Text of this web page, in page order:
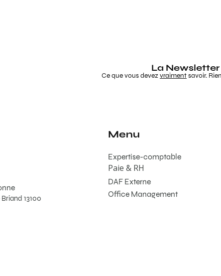
La Newsletter
Ce que vous devezvraimentsavoir.
13100
Menu
Expertise-comptable
DAF Externe
Office Management
Paie & RH